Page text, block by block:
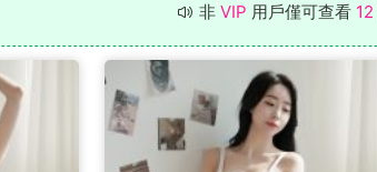
非 VIP 用戶僅可查看 12